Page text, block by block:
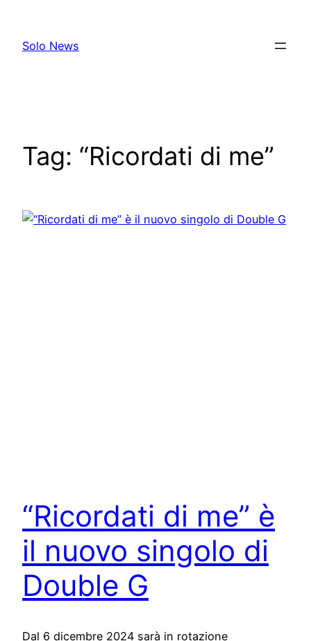
content
Solo News
Tag: “Ricordati di me”
“Ricordati di me” è
il nuovo singolo di
Double G
Dal 6 dicembre 2024 sarà in rotazione